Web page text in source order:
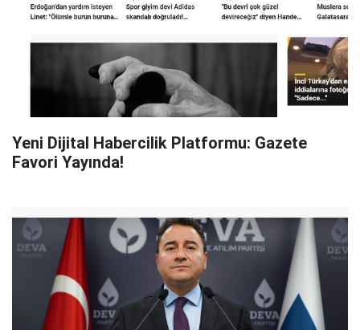
Yeni Dijital Habercilik Platformu: Gazete
Favori Yayında!